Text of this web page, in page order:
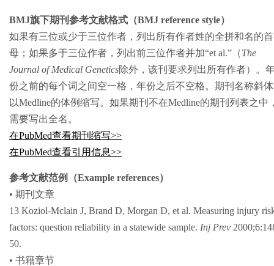
BMJ旗下期刊参考文献格式（BMJ reference style）
如果有三位或少于三位作者，列出所有作者姓的全拼和名的
母；如果多于三位作者，列出前三位作者并加“et al.”（The
Journal of Medical Genetics除外，该刊要求列出所有作者）。
份之前的每个词之间空一格，年份之后不空格。期刊名称斜
以Medline的体例缩写。如果期刊不在Medline的期刊列表之中
需要写出全名。
在PubMed查看期刊缩写>>
在PubMed查看引用信息>>
参考文献范例（Example references）
• 期刊文章
13 Koziol-Mclain J, Brand D, Morgan D, et al. Measuring injury
factors: question reliability in a statewide sample. Inj Prev
50.
• 书籍章节